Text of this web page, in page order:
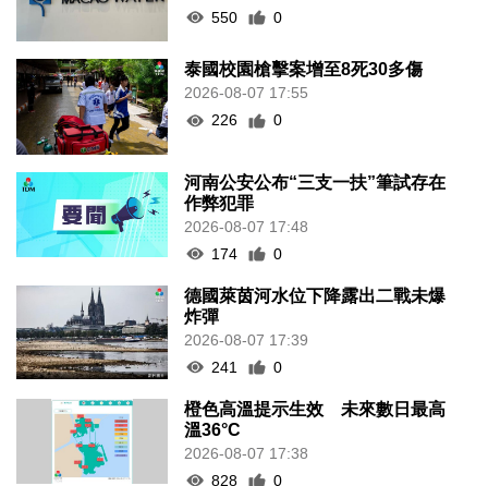
550
0
泰國校園槍擊案增至8死30多傷
2026-08-07 17:55
226
0
河南公安公布“三支一扶”筆試存在
作弊犯罪
2026-08-07 17:48
174
0
德國萊茵河水位下降露出二戰未爆
炸彈
2026-08-07 17:39
241
0
橙色高溫提示生效 未來數日最高
溫36°C
2026-08-07 17:38
828
0